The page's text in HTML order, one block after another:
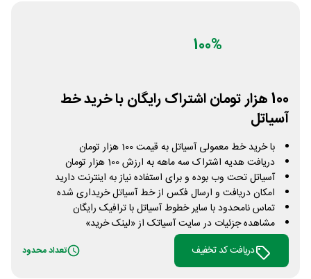
100%
100 هزار تومان اشتراک رایگان با خرید خط
آسیاتل
با خرید خط معمولی آسیاتل به قیمت 100 هزار تومان
دریافت هدیه اشتراک سه ماهه به ارزش 100 هزار تومان
آسیاتل تحت وب بوده و برای استفاده نیاز به اینترنت دارید
امکان دریافت و ارسال فکس از خط آسیاتل خریداری شده
تماس نامحدود با سایر خطوط آسیاتل با ترافیک رایگان
مشاهده جزئیات در سایت آسیاتک از «لینک خرید»
دریافت کد تخفیف
تعداد محدود